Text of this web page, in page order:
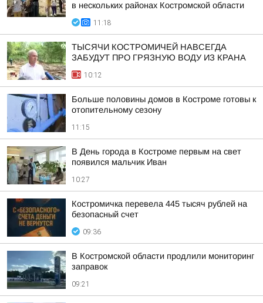
в нескольких районах Костромской области
11:18
ТЫСЯЧИ КОСТРОМИЧЕЙ НАВСЕГДА
ЗАБУДУТ ПРО ГРЯЗНУЮ ВОДУ ИЗ КРАНА
10:12
Больше половины домов в Костроме готовы к
отопительному сезону
11:15
В День города в Костроме первым на свет
появился мальчик Иван
10:27
Костромичка перевела 445 тысяч рублей на
безопасный счет
09:36
В Костромской области продлили мониторинг
заправок
09:21